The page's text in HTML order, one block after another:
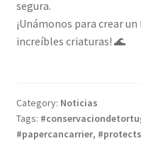
segura.
¡Unámonos para crear
increíbles criaturas! 🌊
Category: Noticias
Tags:
#papercancarrier,